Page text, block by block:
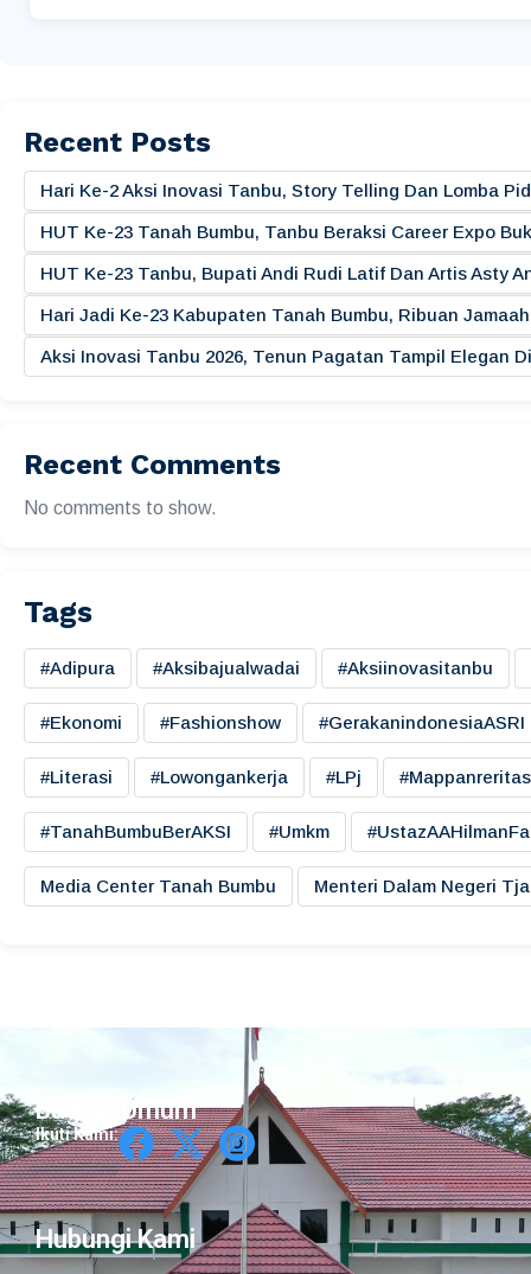
Recent Posts
Hari Ke-2 Aksi Inovasi Tanbu, Story Telling Dan Lomba
HUT Ke-23 Tanah Bumbu, Tanbu Beraksi Career Expo
HUT Ke-23 Tanbu, Bupati Andi Rudi Latif Dan Artis Asty
Hari Jadi Ke-23 Kabupaten Tanah Bumbu, Ribuan
Aksi Inovasi Tanbu 2026, Tenun Pagatan Tampil Elegan
Recent Comments
No comments to show.
Tags
#adipura #aksibajualwadai #aksiinovasitanbu
#ekonomi #fashionshow #gerakanindonesiaASRI
#literasi #lowongankerja #LPj
#TanahBumbuBerAKSI #umkm
Media Center Tanah Bumbu Menteri Dalam Negeri
Bagian Umum
Ikuti Kami:
Hubungi Kami